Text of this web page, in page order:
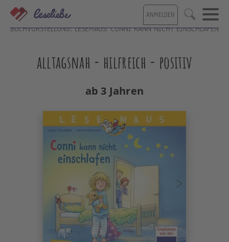
Direkt
zum
Inhalt
ANMELDEN Suche
BUCHVORSTELLUNG: LESEMAUS: CONNI KANN NICHT EINSCHLAFEN
alltagsnah - hilfreich - positiv
ab 3 Jahren